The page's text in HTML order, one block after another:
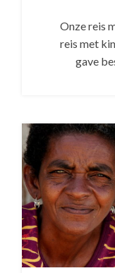
Onze reis
reis met
gave